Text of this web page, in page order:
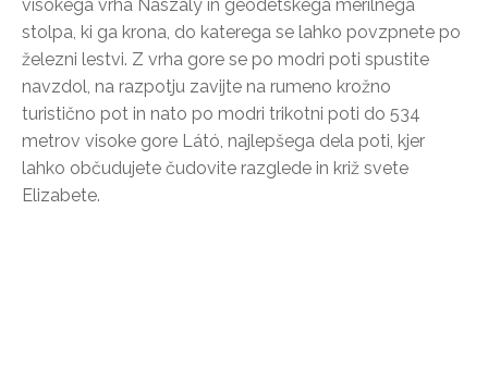
visokega vrha Naszály in geodetskega merilnega
stolpa, ki ga krona, do katerega se lahko povzpnete po
železni lestvi. Z vrha gore se po modri poti spustite
navzdol, na razpotju zavijte na rumeno krožno
turistično pot in nato po modri trikotni poti do 534
metrov visoke gore Látó, najlepšega dela poti, kjer
lahko občudujete čudovite razglede in križ svete
Elizabete.